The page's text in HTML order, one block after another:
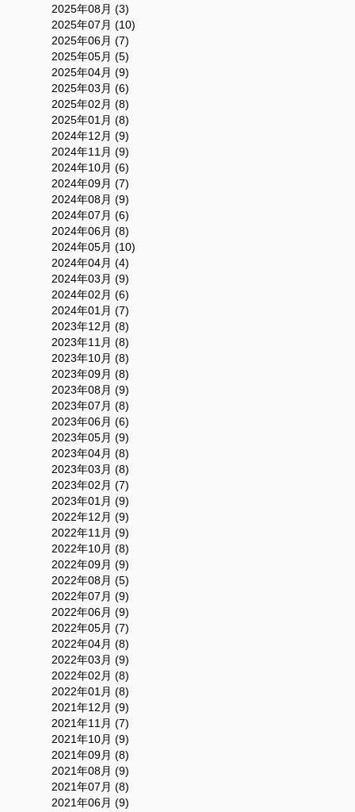
2025年08月 (3)
2025年07月 (10)
2025年06月 (7)
2025年05月 (5)
2025年04月 (9)
2025年03月 (6)
2025年02月 (8)
2025年01月 (8)
2024年12月 (9)
2024年11月 (9)
2024年10月 (6)
2024年09月 (7)
2024年08月 (9)
2024年07月 (6)
2024年06月 (8)
2024年05月 (10)
2024年04月 (4)
2024年03月 (9)
2024年02月 (6)
2024年01月 (7)
2023年12月 (8)
2023年11月 (8)
2023年10月 (8)
2023年09月 (8)
2023年08月 (9)
2023年07月 (8)
2023年06月 (6)
2023年05月 (9)
2023年04月 (8)
2023年03月 (8)
2023年02月 (7)
2023年01月 (9)
2022年12月 (9)
2022年11月 (9)
2022年10月 (8)
2022年09月 (9)
2022年08月 (5)
2022年07月 (9)
2022年06月 (9)
2022年05月 (7)
2022年04月 (8)
2022年03月 (9)
2022年02月 (8)
2022年01月 (8)
2021年12月 (9)
2021年11月 (7)
2021年10月 (9)
2021年09月 (8)
2021年08月 (9)
2021年07月 (8)
2021年06月 (9)